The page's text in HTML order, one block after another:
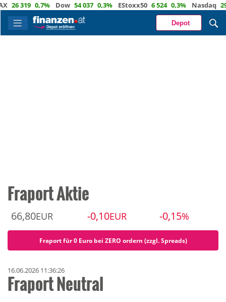
319 0,7% Dow 54 037 0,3% EStoxx50 6 524 0,3% Nasdaq 29 722
Depot
Fraport Aktie
66,80EUR -0,10EUR -0,15%
Fraport für 0 Euro bei ZERO ordern (zzgl. Spreads)
16.06.2026 11:36:26
Fraport Neutral